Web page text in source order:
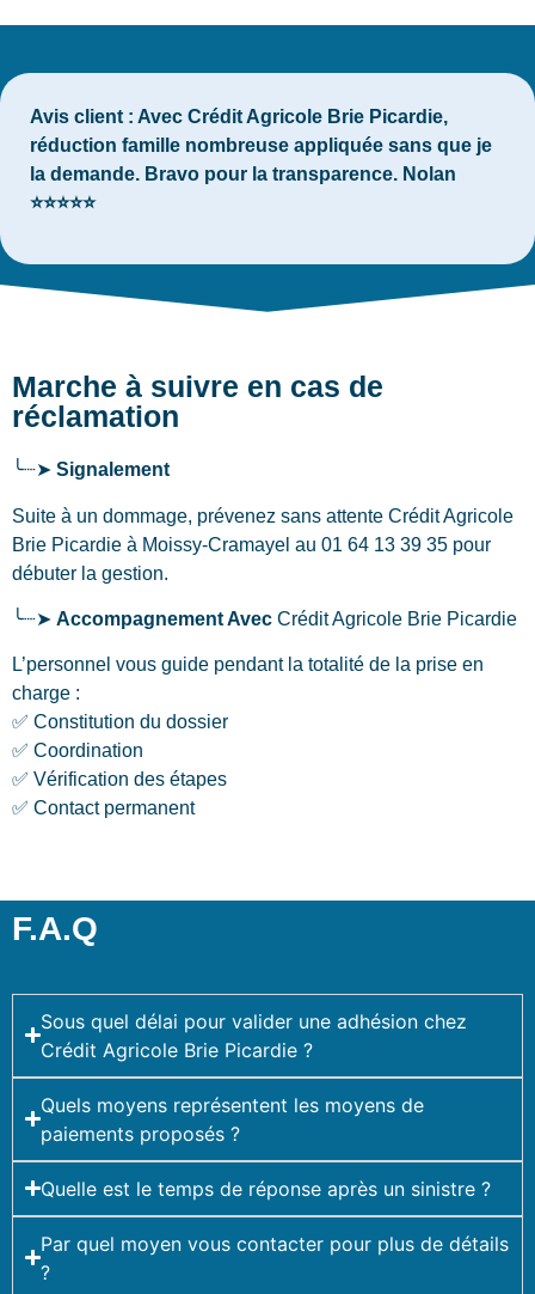
Avis client : Avec Crédit Agricole Brie Picardie,
réduction famille nombreuse appliquée sans que je
la demande. Bravo pour la transparence. Nolan
⭐⭐⭐⭐⭐
Marche à suivre en cas de
réclamation
╰┈➤ Signalement
Suite à un dommage, prévenez sans attente Crédit Agricole
Brie Picardie à Moissy-Cramayel au 01 64 13 39 35 pour
débuter la gestion.
╰┈➤ Accompagnement Avec Crédit Agricole Brie Picardie
L’personnel vous guide pendant la totalité de la prise en
charge :
✅ Constitution du dossier
✅ Coordination
✅ Vérification des étapes
✅ Contact permanent
F.A.Q
Sous quel délai pour valider une adhésion chez
Crédit Agricole Brie Picardie ?
Quels moyens représentent les moyens de
paiements proposés ?
Quelle est le temps de réponse après un sinistre ?
Par quel moyen vous contacter pour plus de détails
?